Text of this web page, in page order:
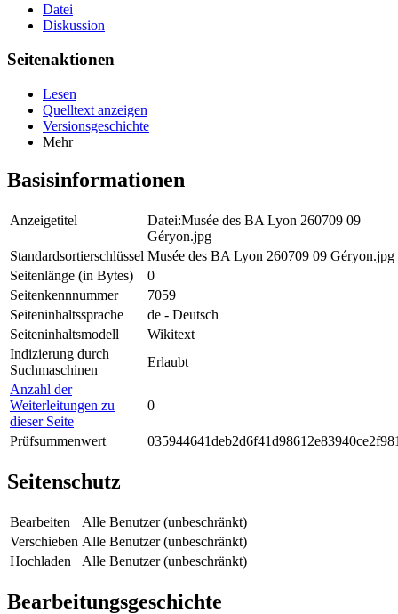
Datei
Diskussion
Seitenaktionen
Lesen
Quelltext anzeigen
Versionsgeschichte
Mehr
Basisinformationen
Anzeigetitel
Datei:Musée des BA Lyon 260709 09
Géryon.jpg
Standardsortierschlüssel Musée des BA Lyon 260709 09 Géryon.jpg
Seitenlänge (in Bytes)
0
Seitenkennnummer
7059
Seiteninhaltssprache
de - Deutsch
Seiteninhaltsmodell
Wikitext
Indizierung durch
Suchmaschinen
Erlaubt
Anzahl der
Weiterleitungen zu
dieser Seite
0
Prüfsummenwert
Seitenschutz
Bearbeiten
Alle Benutzer (unbeschränkt)
Verschieben Alle Benutzer (unbeschränkt)
Hochladen
Alle Benutzer (unbeschränkt)
Bearbeitungsgeschichte